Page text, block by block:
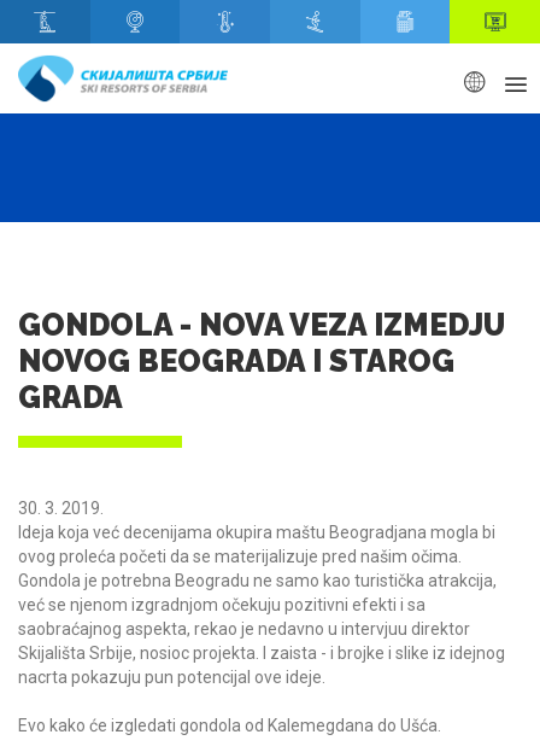
Skip to main content
GONDOLA - NOVA VEZA IZMEDJU
NOVOG BEOGRADA I STAROG
GRADA
30. 3. 2019.
Ideja koja već decenijama okupira maštu Beogradjana mogla bi
ovog proleća početi da se materijalizuje pred našim očima.
Gondola je potrebna Beogradu ne samo kao turistička atrakcija,
već se njenom izgradnjom očekuju pozitivni efekti i sa
saobraćajnog aspekta, rekao je nedavno u intervjuu direktor
Skijališta Srbije, nosioc projekta. I zaista - i brojke i slike iz idejnog
nacrta pokazuju pun potencijal ove ideje.
Evo kako će izgledati gondola od Kalemegdana do Ušća.